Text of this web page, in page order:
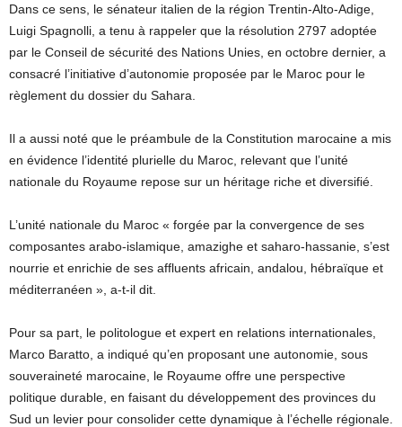
Dans ce sens, le sénateur italien de la région Trentin-Alto-Adige,
Luigi Spagnolli, a tenu à rappeler que la résolution 2797 adoptée
par le Conseil de sécurité des Nations Unies, en octobre dernier, a
consacré l’initiative d’autonomie proposée par le Maroc pour le
règlement du dossier du Sahara.
Il a aussi noté que le préambule de la Constitution marocaine a mis
en évidence l’identité plurielle du Maroc, relevant que l’unité
nationale du Royaume repose sur un héritage riche et diversifié.
L’unité nationale du Maroc « forgée par la convergence de ses
composantes arabo-islamique, amazighe et saharo-hassanie, s’est
nourrie et enrichie de ses affluents africain, andalou, hébraïque et
méditerranéen », a-t-il dit.
Pour sa part, le politologue et expert en relations internationales,
Marco Baratto, a indiqué qu’en proposant une autonomie, sous
souveraineté marocaine, le Royaume offre une perspective
politique durable, en faisant du développement des provinces du
Sud un levier pour consolider cette dynamique à l’échelle régionale.